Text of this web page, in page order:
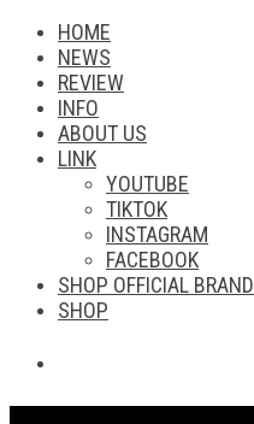
HOME
NEWS
REVIEW
INFO
ABOUT US
LINK
YOUTUBE
TIKTOK
INSTAGRAM
FACEBOOK
SHOP OFFICIAL BRAND
SHOP